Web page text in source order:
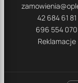
42 684 61 81
696 554 070
Reklamacje